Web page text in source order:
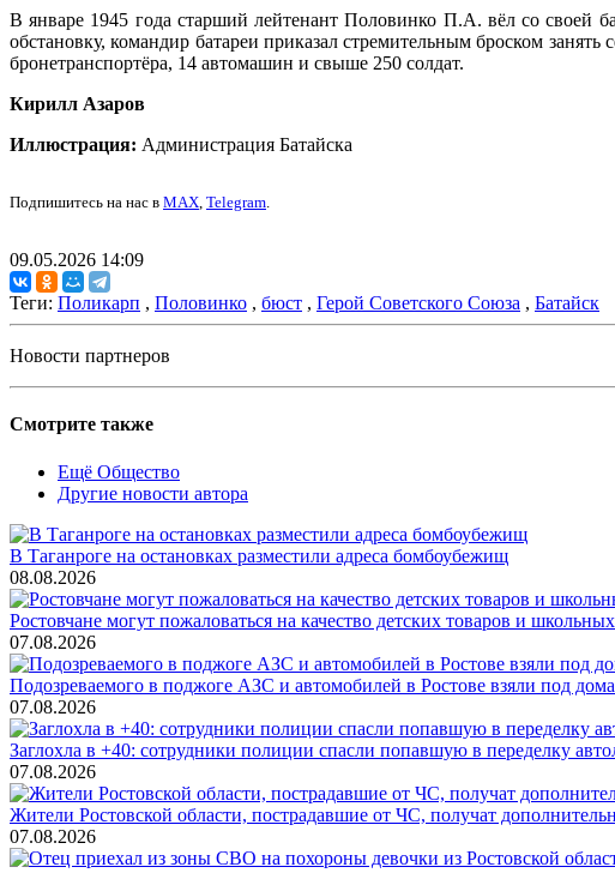
В январе 1945 года старший лейтенант Половинко П.А. вёл со своей
обстановку, командир батареи приказал стремительным броском
бронетранспортёра, 14 автомашин и свыше 250 солдат.
Кирилл Азаров
Иллюстрация: Администрация Батайска
Подпишитесь на нас в MAX, Telegram.
09.05.2026 14:09
Теги: Поликарп , Половинко , бюст , Герой Советского Союза , Батайск
Новости партнеров
Смотрите также
Ещё Общество
Другие новости автора
В Таганроге на остановках разместили адреса бомбоубежищ
08.08.2026
Ростовчане могут пожаловаться на качество детских товаров и
07.08.2026
Подозреваемого в поджоге АЗС и автомобилей в Ростове взяли под
07.08.2026
Заглохла в +40: сотрудники полиции спасли попавшую в переделку
07.08.2026
Жители Ростовской области, пострадавшие от ЧС, получат
07.08.2026